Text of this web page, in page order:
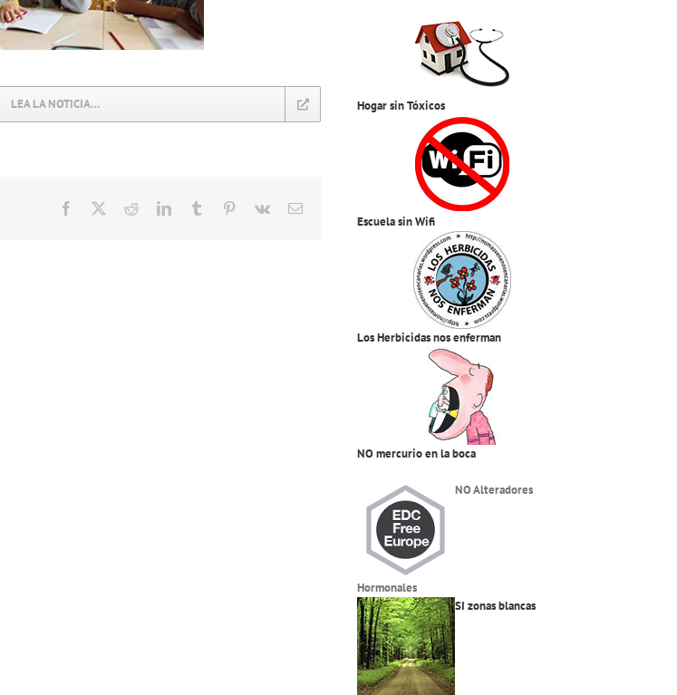
LEA LA NOTICIA…
Facebook RedditLinkedInTumblr Pinterest
Vk
Correo
electrónico
Hogar sin Tóxicos
Escuela sin Wifi
Los Herbicidas nos enferman
NO mercurio en la boca
NO Alteradores
Hormonales
SI zonas blancas